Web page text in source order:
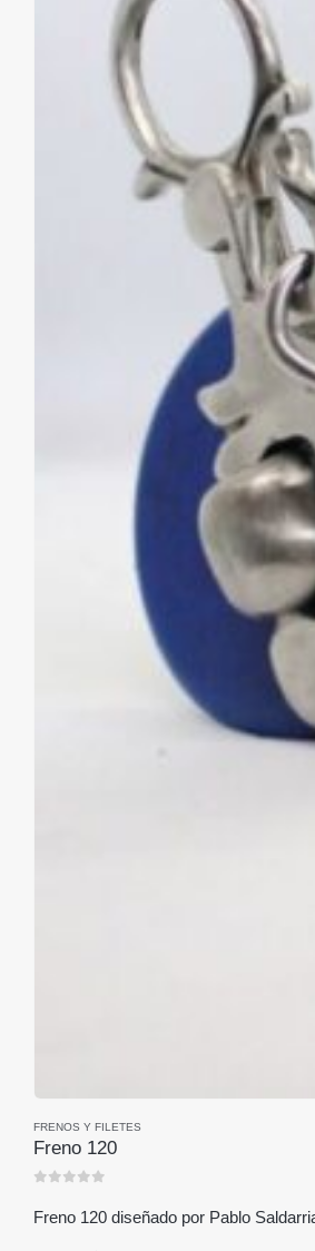
FRENOS Y FILETES
Freno 120
Freno 120 diseñado por Pablo
CONTÁCTANOS
Dirección:
Teléfono: (+57) 312 8560209